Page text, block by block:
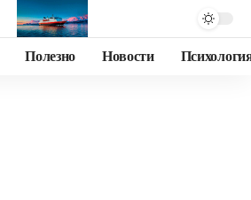
Полезно Новости